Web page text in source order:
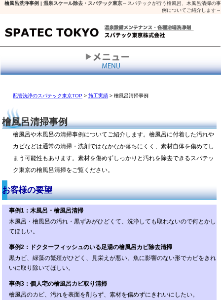
檜風呂洗浄事例 | 温泉スケール除去・スパテック東京～スパテックが行う檜風呂、木風呂清掃の事
例についてご紹介します～
配管洗浄のスパテック東京TOP> 施工実績> 檜風呂清掃事例
檜風呂清掃事例
檜風呂や木風呂の清掃事例についてご紹介します。檜風呂に付着した汚れや
カビなどは通常の清掃・洗剤ではなかなか落ちにくく、素材自体を傷めてし
まう可能性もあります。素材を傷めずしっかりと汚れを除去できるスパテッ
ク東京の檜風呂清掃をご覧ください。
お客様の要望
事例1：木風呂・檜風呂清掃
木風呂・檜風呂の汚れ・黒ずみがひどくて、洗浄しても取れないので何とかし
てほしい。
事例2：ドクターフィッシュのいる足湯の檜風呂カビ除去清掃
黒カビ、緑藻の繁殖がひどく、見栄えが悪い。魚に影響のない形でカビをきれ
いに取り除いてほしい。
事例3：個人宅の檜風呂カビ取り清掃
檜風呂のカビ、汚れを表面を削らず、素材を傷めずにきれいにしたい。